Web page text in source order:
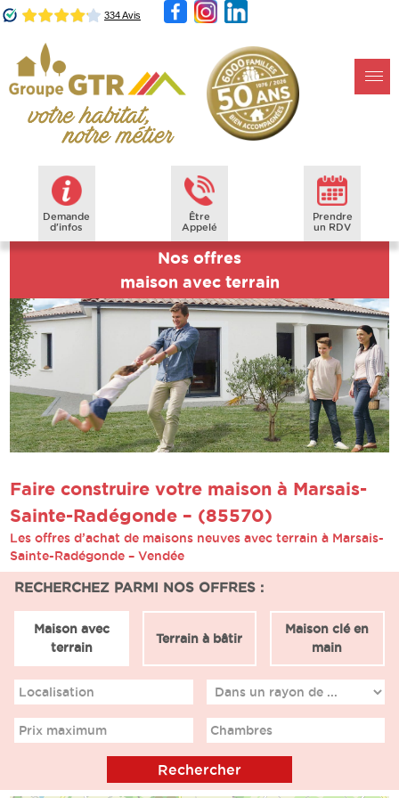
Demande
d'infos
Être
Appelé
Prendre
un RDV
Nos offres
maison avec terrain
Faire construire votre maison à Marsais-
Sainte-Radégonde – (85570)
Les offres d’achat de maisons neuves avec terrain à Marsais-
Sainte-Radégonde – Vendée
RECHERCHEZ PARMI NOS OFFRES :
Maison avec
terrain
Terrain à bâtir
Maison clé en
main
Localisation
Prix maximum Chambres